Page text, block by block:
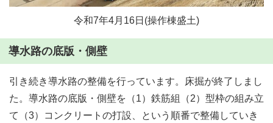
令和7年4月16日(操作棟盛土)
導水路の底版・側壁
引き続き導水路の整備を行っています。床掘が終了しまし
た。導水路の底版・側壁を（1）鉄筋組（2）型枠の組み立
て（3）コンクリートの打設、という順番で整備していき